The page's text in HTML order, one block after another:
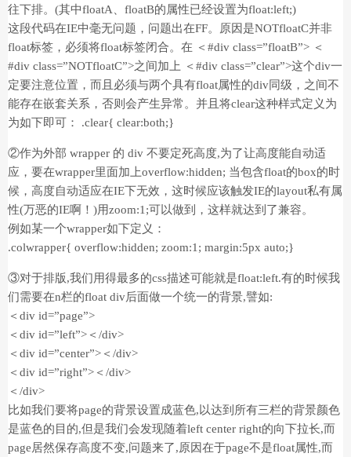
往下排。(其中floatA、floatB的属性已经设置为float:left;)
这段代码在IE中毫无问题，问题出在FF。原因是NOTfloatC并非
float标签，必须将float标签闭合。在 ＜#div class=”floatB”> ＜
#div class=”NOTfloatC”>之间加上 ＜#div class=”clear”>这个div一
定要注意位置，而且必须与两个具有float属性的div同级，之间不
能存在嵌套关系，否则会产生异常。并且将clear这种样式定义为
为如下即可： .clear{ clear:both;}
②作为外部 wrapper 的 div 不要定死高度,为了让高度能自动适
应，要在wrapper里面加上overflow:hidden; 当包含float的box的时
候，高度自动适应在IE下无效，这时候应该触发IE的layout私有属
性(万恶的IE啊！)用zoom:1;可以做到，这样就达到了兼容。
例如某一个wrapper如下定义：
.colwrapper{ overflow:hidden; zoom:1; margin:5px auto;}
③对于排版,我们用得最多的css描述可能就是float:left.有的时候我
们需要在n栏的float div后面做一个统一的背景,譬如:
＜div id=”page”>
＜div id=”left”>＜/div>
＜div id=”center”>＜/div>
＜div id=”right”>＜/div>
＜/div>
比如我们要将page的背景设置成蓝色,以达到所有三栏的背景颜色
是蓝色的目的,但是我们会发现随着left center right的向下拉长,而
page居然保存高度不变,问题来了,原因在于page不是float属性,而